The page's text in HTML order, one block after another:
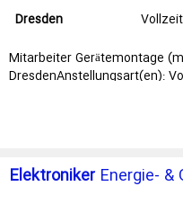
Dresden Vollzeit
Mitarbeiter Gerätemontage
DresdenAnstellungsart(en):
etc.wünschenswert
Elektroniker Energie-